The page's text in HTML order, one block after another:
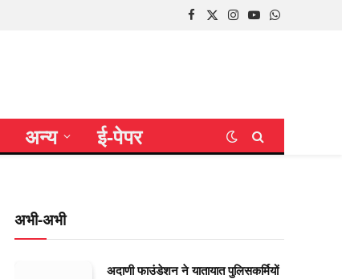
Facebook
X
Instagram
YouTubeWhatsApp
अन्य ई-पेपर
अभी-अभी
अदाणी फाउंडेशन ने यातायात पुलिसकर्मियों